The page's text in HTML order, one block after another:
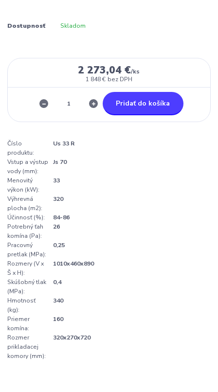
Dostupnosť Skladom
2 273,04 €/ks
1 848 € bez DPH
Pridať do košíka
Číslo
produktu:
Us 33 R
Vstup a výstup
vody (mm):
Js 70
Menovitý
výkon (kW):
33
Výhrevná
plocha (m2):
320
Účinnosť (%):
84-86
Potrebný ťah
komína (Pa):
26
Pracovný
pretlak (MPa):
0,25
Rozmery (V x
Š x H):
1010x460x890
Skúšobný tlak
(MPa):
0,4
Hmotnosť
(kg):
340
Priemer
komína:
160
Rozmer
prikladacej
komory (mm):
320x270x720